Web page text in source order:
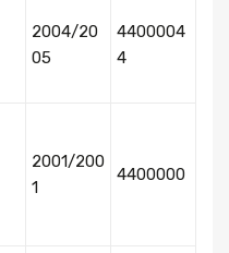
2004/20
05
4400004
4
2001/200
1
4400000